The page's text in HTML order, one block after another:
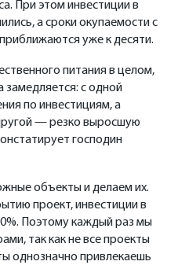
При этом инвестиции в
а сроки окупаемости с
уже к десяти.
питания в целом,
замедляется: с одной
по инвестициям, а
— резко выросшую
господин
объекты и делаем их.
проект, инвестиции в
Поэтому каждый раз мы
так как не все проекты
однозначно привлекаешь